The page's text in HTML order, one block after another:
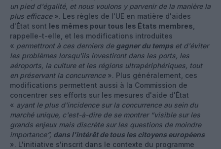
un pied d'égalité, et nous voulons y parvenir de la manière la
plus efficace». Les règles de l'UE en matière d'aides
d'État sont les mêmes pour tous les États membres
rappelle-t-elle, et les modifications introduites
« permettront à ces derniers de gagner du temps et d'éviter
les problèmes lorsqu'ils investiront dans les ports, les
aéroports, la culture et les régions ultrapériphériques, tout
en préservant la concurrence». Plus généralement, ces
modifications permettent aussi à la Commission de
concentrer ses efforts sur les mesures d'aide d'État
« ayant le plus d'incidence sur la concurrence au sein du
marché unique, c'est-à-dire de se montrer “visible sur les
grands enjeux mais discrète sur les questions de moindre
importance”, dans l'intérêt de tous les citoyens européens
». L'initiative s'inscrit dans le contexte du programme